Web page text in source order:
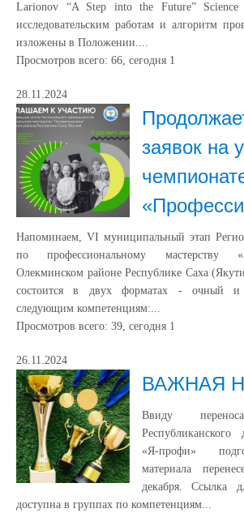
Larionov “A Step into the Future” Science
исследовательским работам и алгоритм
изложены в Положении....
Просмотров всего: 66, сегодня 1
28.11.2024
заявок на
Напоминаем, VI муниципальный этап
по профессиональному мастерству
Олекминском районе Республике Саха
состоится в двух форматах - очный и
следующим компетенциям:...
Просмотров всего: 39, сегодня 1
26.11.2024
ВАЖНАЯ
Ввиду
Республиканского
«Я-профи»
материала
декабря. Ссылка
доступна в группах по компетенциям...